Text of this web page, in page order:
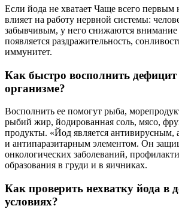
Если йода не хватает Чаще всего первым
влияет на работу нервной системы:
забывчивым, у него снижаются внимание
появляется раздражительность,
иммунитет.
Как быстро восполнить дефицит
организме?
Восполнить ее помогут рыба,
рыбий жир, йодированная соль, мясо,
продукты. «Йод является антивирусным,
и антипаразитарным элементом. Он
онкологических заболеваний,
образования в груди и в яичниках.
Как проверить нехватку йода в
условиях?